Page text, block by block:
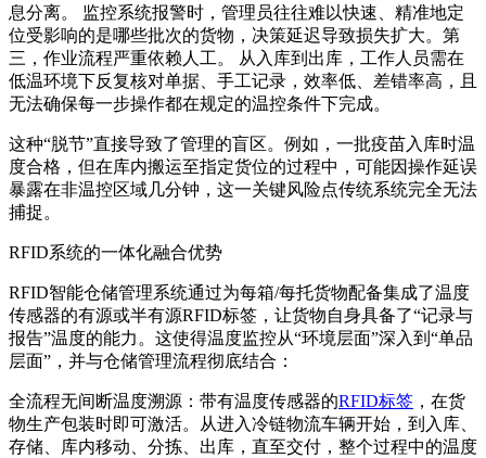
息分离。 监控系统报警时，管理员往往难以快速、精准地定
位受影响的是哪些批次的货物，决策延迟导致损失扩大。第
三，作业流程严重依赖人工。 从入库到出库，工作人员需在
低温环境下反复核对单据、手工记录，效率低、差错率高，且
无法确保每一步操作都在规定的温控条件下完成。
这种“脱节”直接导致了管理的盲区。例如，一批疫苗入库时温
度合格，但在库内搬运至指定货位的过程中，可能因操作延误
暴露在非温控区域几分钟，这一关键风险点传统系统完全无法
捕捉。
RFID系统的一体化融合优势
RFID智能仓储管理系统通过为每箱/每托货物配备集成了温度
传感器的有源或半有源RFID标签，让货物自身具备了“记录与
报告”温度的能力。这使得温度监控从“环境层面”深入到“单品
层面”，并与仓储管理流程彻底结合：
全流程无间断温度溯源：带有温度传感器的RFID标签 ，在货
物生产包装时即可激活。从进入冷链物流车辆开始，到入库、
存储、库内移动、分拣、出库，直至交付，整个过程中的温度